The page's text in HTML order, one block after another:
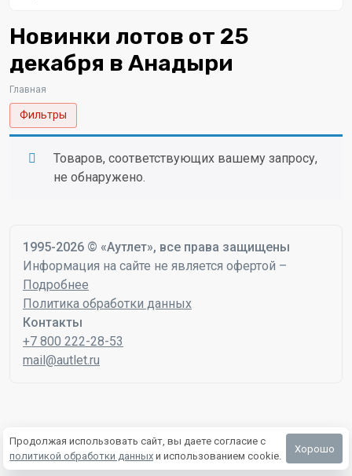
Новинки лотов от 25
декабря в Анадыри
Главная
Фильтры
Товаров, соответствующих вашему запросу,
не обнаружено.
1995-2026 © «Аутлет», все права защищены
Информация на сайте не является офертой –
Подробнее
Политика обработки данных
Контакты
+7 800 222-28-53
mail@autlet.ru
Продолжая использовать сайт, вы даете согласие с
политикой обработки данных и использованием cookie.
Хорошо